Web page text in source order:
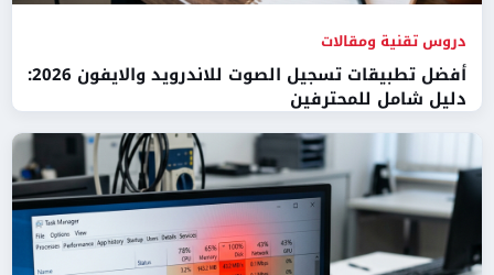
دروس تقنية ومقالات
أفضل تطبيقات تسجيل الصوت للاندرويد والايفون 2026:
دليل شامل للمحترفين